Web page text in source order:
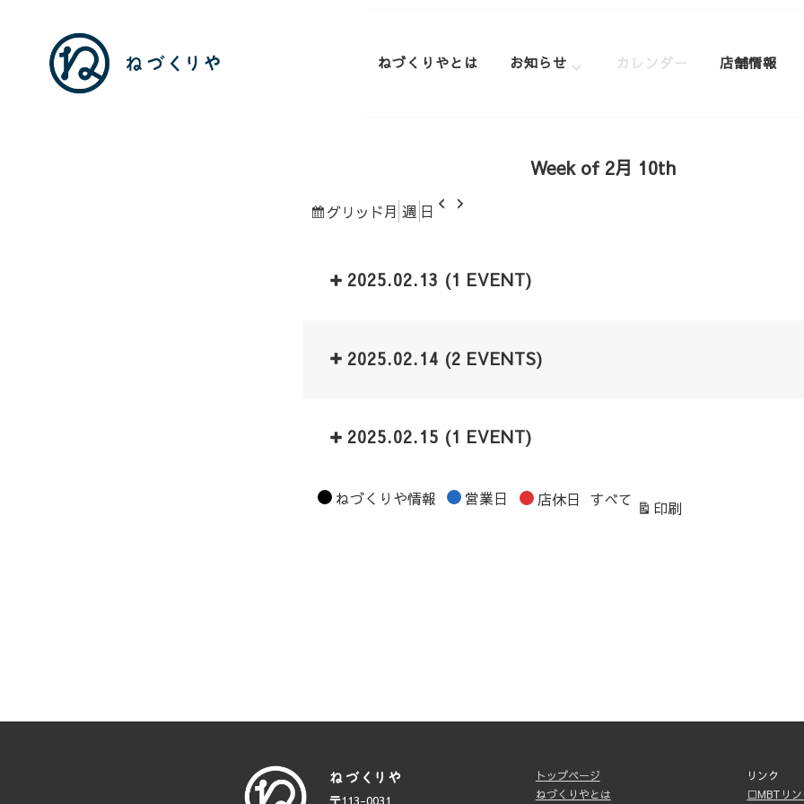
ねづくりやとは お知らせ カレンダー 店舗情報
Week of 2月 10th
グリッド表
月 週 日
前
次
2025.02.13 (1 EVENT)
2025.02.14 (2 EVENTS)
2025.02.15 (1 EVENT)
カ ねづくりや情報 営業日 店休日 すべて 印刷
〒113-0031
トップページ
ねづくりやとは
リンク
□MBTリン